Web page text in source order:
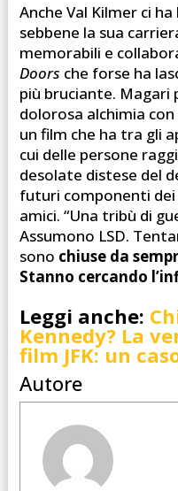
Anche Val Kilmer ci
sebbene la sua
memorabili e
Doors che forse ha
più bruciante.
dolorosa alchimia con
un film che ha tra gli
cui delle persone
desolate distese del
futuri componenti dei
amici. “Una tribù di
Assumono LSD.
sono chiuse da
Stanno cercando
Leggi anche:
Kennedy? La
film JFK: un
Autore